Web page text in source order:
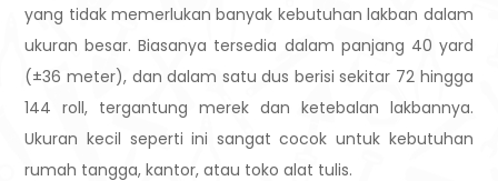
yang tidak memerlukan banyak kebutuhan lakban dalam
ukuran besar. Biasanya tersedia dalam panjang 40 yard
(±36 meter), dan dalam satu dus berisi sekitar 72 hingga
144 roll, tergantung merek dan ketebalan lakbannya.
Ukuran kecil seperti ini sangat cocok untuk kebutuhan
rumah tangga, kantor, atau toko alat tulis.